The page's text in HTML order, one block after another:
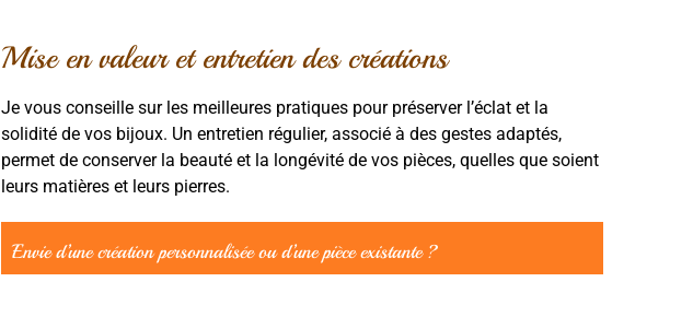
Mise en valeur et entretien des créations
Je vous conseille sur les meilleures pratiques pour préserver l’éclat et la
solidité de vos bijoux. Un entretien régulier, associé à des gestes adaptés,
permet de conserver la beauté et la longévité de vos pièces, quelles que soient
leurs matières et leurs pierres.
Envie d’une création personnalisée ou d’une pièce existante ?